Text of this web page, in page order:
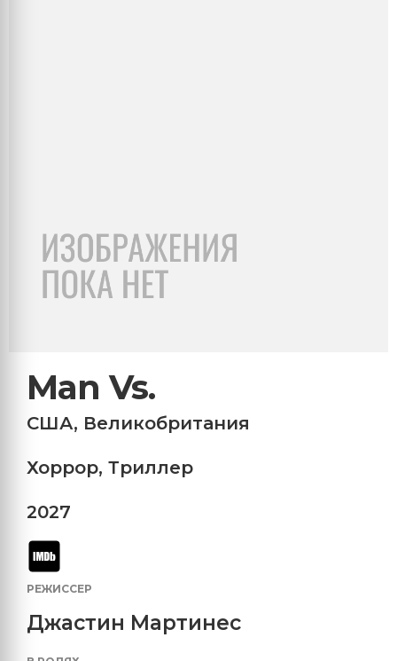
Man Vs.
США, Великобритания
Хоррор, Триллер
2027
РЕЖИССЕР
Джастин Мартинес